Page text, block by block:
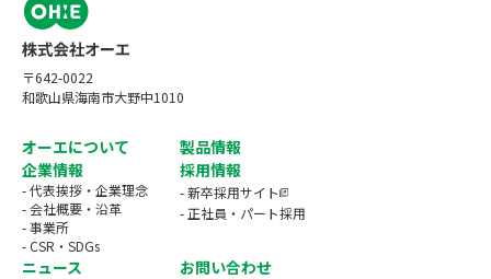
〒642-0022
和歌山県海南市大野中1010
オーエについて
製品情報
企業情報
- 代表挨拶・企業理念
- 会社概要・沿革
- 事業所
- CSR・SDGs
採用情報
- 新卒採用サイト
- 正社員・パート採用
ニュース お問い合わせ